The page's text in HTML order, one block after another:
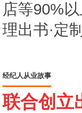
店等90%
理出书·定
经纪人从业故事
联合创立